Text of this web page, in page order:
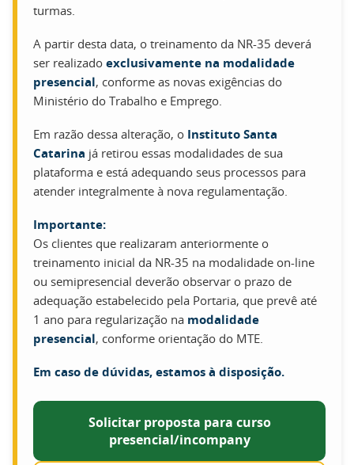
turmas.
A partir desta data, o treinamento da NR-35 deverá
ser realizado exclusivamente na modalidade
presencial, conforme as novas exigências do
Ministério do Trabalho e Emprego.
Em razão dessa alteração, o Instituto Santa
Catarina já retirou essas modalidades de sua
plataforma e está adequando seus processos para
atender integralmente à nova regulamentação.
Importante:
Os clientes que realizaram anteriormente o
treinamento inicial da NR-35 na modalidade on-line
ou semipresencial deverão observar o prazo de
adequação estabelecido pela Portaria, que prevê até
1 ano para regularização na modalidade
presencial, conforme orientação do MTE.
Em caso de dúvidas, estamos à disposição.
Solicitar proposta para curso
presencial/incompany